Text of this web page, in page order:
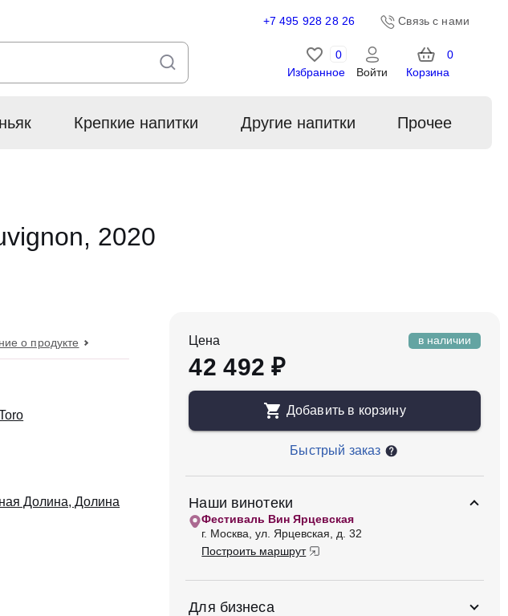
+7 495 928 28 26 Связь с нами
Избранное
0
Войти
Корзина
0
Крепкие напитки Другие напитки Прочее
2020
Цена в наличии
42 492 ₽
Добавить в корзину
Быстрый заказ
Наши винотеки
Фестиваль Вин Ярцевская
г. Москва, ул. Ярцевская, д. 32
Построить маршрут
Для бизнеса
о продукте
Долина, Долина